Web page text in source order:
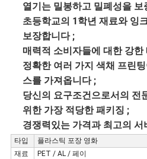
열기는 밀봉하고 밀폐성을 보
초등학교의 1학년 재료와 잉
보장합니다 ;
매력적 소비자들에 대한 강
정확한 여러 가지 색채 프린
스를 가져옵니다 ;
당신의 요구조건으로서의 전
위한 가장 적당한 패키징 ;
경쟁력있는 가격과 최고의 서
타입
플라스틱 포장 영화
재료
PET / AL / 페이